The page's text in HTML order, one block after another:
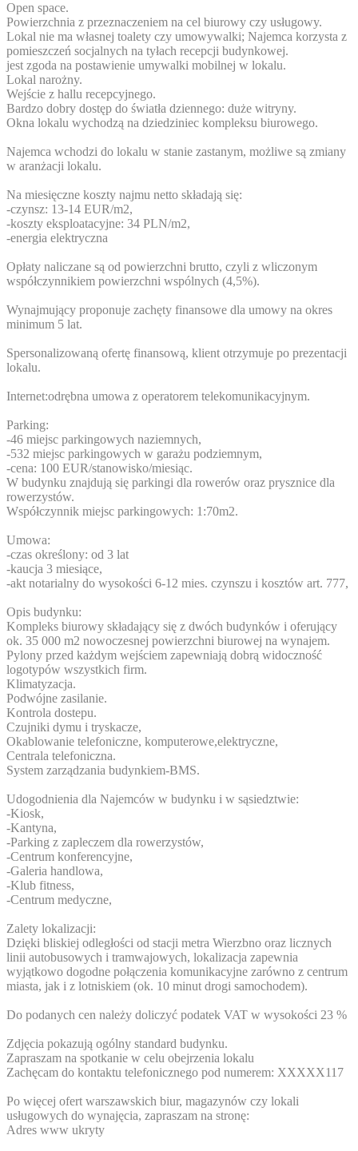
Open space.
Powierzchnia z przeznaczeniem na cel biurowy czy usługowy.
Lokal nie ma własnej toalety czy umowywalki; Najemca korzysta z
pomieszczeń socjalnych na tyłach recepcji budynkowej.
jest zgoda na postawienie umywalki mobilnej w lokalu.
Lokal narożny.
Wejście z hallu recepcyjnego.
Bardzo dobry dostęp do światła dziennego: duże witryny.
Okna lokalu wychodzą na dziedziniec kompleksu biurowego.
Najemca wchodzi do lokalu w stanie zastanym, możliwe są zmiany
w aranżacji lokalu.
Na miesięczne koszty najmu netto składają się:
-czynsz: 13-14 EUR/m2,
-koszty eksploatacyjne: 34 PLN/m2,
-energia elektryczna
Opłaty naliczane są od powierzchni brutto, czyli z wliczonym
współczynnikiem powierzchni wspólnych (4,5%).
Wynajmujący proponuje zachęty finansowe dla umowy na okres
minimum 5 lat.
Spersonalizowaną ofertę finansową, klient otrzymuje po prezentacji
lokalu.
Internet:odrębna umowa z operatorem telekomunikacyjnym.
Parking:
-46 miejsc parkingowych naziemnych,
-532 miejsc parkingowych w garażu podziemnym,
-cena: 100 EUR/stanowisko/miesiąc.
W budynku znajdują się parkingi dla rowerów oraz prysznice dla
rowerzystów.
Współczynnik miejsc parkingowych: 1:70m2.
Umowa:
-czas określony: od 3 lat
-kaucja 3 miesiące,
-akt notarialny do wysokości 6-12 mies. czynszu i kosztów art. 777,
Opis budynku:
Kompleks biurowy składający się z dwóch budynków i oferujący
ok. 35 000 m2 nowoczesnej powierzchni biurowej na wynajem.
Pylony przed każdym wejściem zapewniają dobrą widoczność
logotypów wszystkich firm.
Klimatyzacja.
Podwójne zasilanie.
Kontrola dostepu.
Czujniki dymu i tryskacze,
Okablowanie telefoniczne, komputerowe,elektryczne,
Centrala telefoniczna.
System zarządzania budynkiem-BMS.
Udogodnienia dla Najemców w budynku i w sąsiedztwie:
-Kiosk,
-Kantyna,
-Parking z zapleczem dla rowerzystów,
-Centrum konferencyjne,
-Galeria handlowa,
-Klub fitness,
-Centrum medyczne,
Zalety lokalizacji:
Dzięki bliskiej odległości od stacji metra Wierzbno oraz licznych
linii autobusowych i tramwajowych, lokalizacja zapewnia
wyjątkowo dogodne połączenia komunikacyjne zarówno z centrum
miasta, jak i z lotniskiem (ok. 10 minut drogi samochodem).
Do podanych cen należy doliczyć podatek VAT w wysokości 23 %
Zdjęcia pokazują ogólny standard budynku.
Zapraszam na spotkanie w celu obejrzenia lokalu
Zachęcam do kontaktu telefonicznego pod numerem: XXXXX117
Po więcej ofert warszawskich biur, magazynów czy lokali
usługowych do wynajęcia, zapraszam na stronę:
Adres www ukryty